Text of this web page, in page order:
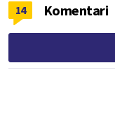
14 Komentari